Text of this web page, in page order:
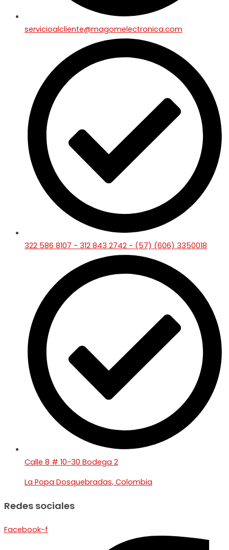
servicioalcliente@magomelectronica.com
322 586 8107 - 312 843 2742 - (57) (606) 3350018
Calle 8 # 10-30 Bodega 2
La Popa Dosquebradas, Colombia
Redes sociales
Facebook-f